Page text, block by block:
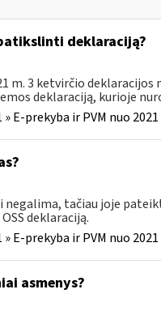
deklaraciją?
m. 3 ketvirčio
deklaraciją, kurioje
» E-prekyba ir PVM nuo
tačiau joje
deklaraciją.
» E-prekyba ir PVM nuo
asmenys?